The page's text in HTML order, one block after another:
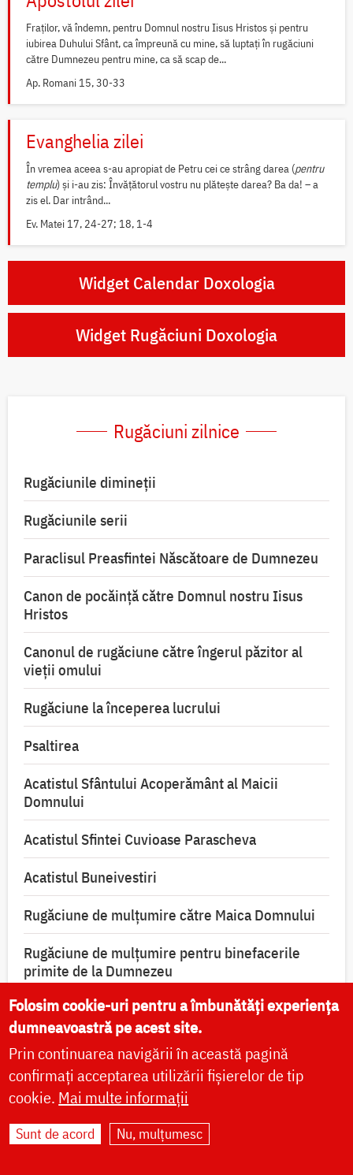
Fraților, vă îndemn, pentru Domnul nostru Iisus Hristos și pentru
iubirea Duhului Sfânt, ca împreună cu mine, să luptați în rugăciuni
către Dumnezeu pentru mine, ca să scap de...
Ap. Romani 15, 30-33
Evanghelia zilei
În vremea aceea s-au apropiat de Petru cei ce strâng darea (pentru
templu) și i-au zis: Învățătorul vostru nu plătește darea? Ba da! – a
zis el. Dar intrând...
Ev. Matei 17, 24-27; 18, 1-4
Widget Calendar Doxologia
Widget Rugăciuni Doxologia
Rugăciuni zilnice
Rugăciunile dimineții
Rugăciunile serii
Paraclisul Preasfintei Născătoare de Dumnezeu
Canon de pocăință către Domnul nostru Iisus
Hristos
Canonul de rugăciune către îngerul păzitor al
vieții omului
Rugăciune la începerea lucrului
Psaltirea
Acatistul Sfântului Acoperământ al Maicii
Domnului
Acatistul Sfintei Cuvioase Parascheva
Acatistul Buneivestiri
Rugăciune de mulţumire către Maica Domnului
Rugăciune de mulțumire pentru binefacerile
primite de la Dumnezeu
Rugăciuni către sfinții zilei
Troparul Sfântului Ierarh Miron, Episcopul Cretei
Troparul Sfântului Ierarh Miron, Episcopul Cretei
Folosim cookie-uri pentru a îmbunătăți experiența
dumneavoastră pe acest site.
Prin continuarea navigării în această pagină
confirmați acceptarea utilizării fișierelor de tip
cookie. Mai multe informații
Sunt de acord Nu, mulțumesc